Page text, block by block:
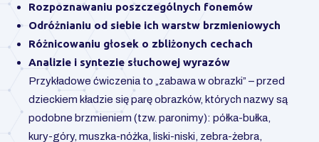
Rozpoznawaniu poszczególnych fonemów
Odróżnianiu od siebie ich warstw brzmieniowych
Różnicowaniu głosek o zbliżonych cechach
Analizie i syntezie słuchowej wyrazów
Przykładowe ćwiczenia to „zabawa w obrazki” – przed
dzieckiem kładzie się parę obrazków, których nazwy są
podobne brzmieniem (tzw. paronimy): półka-bułka,
kury-góry, muszka-nóżka, liski-niski, zebra-żebra,